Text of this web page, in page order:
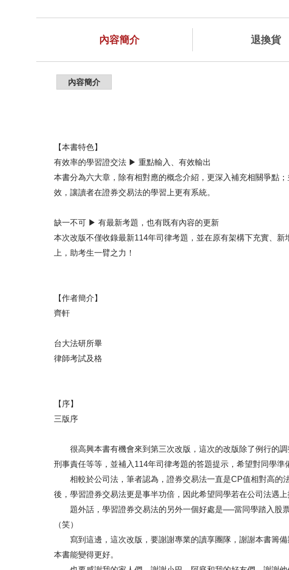
內容簡介 退換貨
內容簡介
【本書特色】
有效率的學習證交法 ▶ 重點輸入、有效輸出
本書分為六大章，除有相對應的概念介紹，更深入補充相關爭點
效，讓讀者在證券交易法的學習上更有系統。
缺一不可 ▶ 有最新考題，也有既有內容的更新
本次改版不僅收錄最新114年司律考題，並在原有架構下充實、
上，助考生一臂之力！
【作者簡介】
齊軒
台大法研所畢
律師考試及格
【序】
三版序
很高興本書有機會來到第三次改版，這次的改版除了例行的調
刑事責任等等，並補入114年司律考題的答題提示，希望對同學準
相較於公司法，筆者認為，證券交易法一直是CP值相對高的
後，學習證券交易法更是事半功倍，因此希望同學若在公司法遇
題外話，學習證券交易法的另外一個好處是──當同學踏入股票
（笑）
寫到這邊，這次改版，要謝謝專業的讀享團隊，謝謝本書籌備
本書能變得更好。